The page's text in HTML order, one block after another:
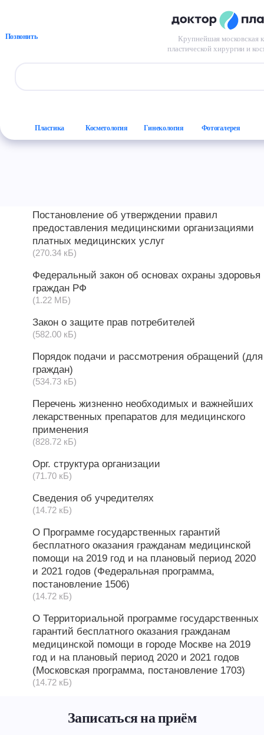
Позвонить
Крупнейшая московская
пластической хирургии и
Пластика Косметология Гинекология Фотогалерея
Постановление об утверждении правил
предоставления медицинскими организациями
платных медицинских услуг
(270.34 кБ)
Федеральный закон об основах охраны здоровья
граждан РФ
(1.22 МБ)
Закон о защите прав потребителей
(582.00 кБ)
Порядок подачи и рассмотрения обращений (для
граждан)
(534.73 кБ)
Перечень жизненно необходимых и важнейших
лекарственных препаратов для медицинского
применения
(828.72 кБ)
Орг. структура организации
(71.70 кБ)
Cведения об учредителях
(14.72 кБ)
О Программе государственных гарантий
бесплатного оказания гражданам медицинской
помощи на 2019 год и на плановый период 2020
и 2021 годов (Федеральная программа,
постановление 1506)
(14.72 кБ)
О Территориальной программе государственных
гарантий бесплатного оказания гражданам
медицинской помощи в городе Москве на 2019
год и на плановый период 2020 и 2021 годов
(Московская программа, постановление 1703)
(14.72 кБ)
Записаться на приём